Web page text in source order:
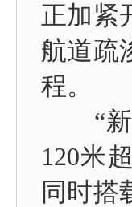
正加紧
航道疏
程。
“新海
120米
同时搭